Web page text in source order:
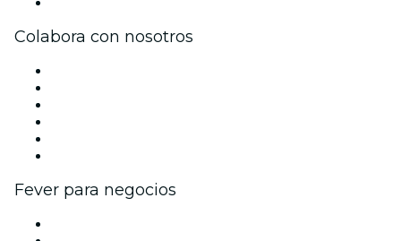
Colabora con nosotros
Fever para negocios